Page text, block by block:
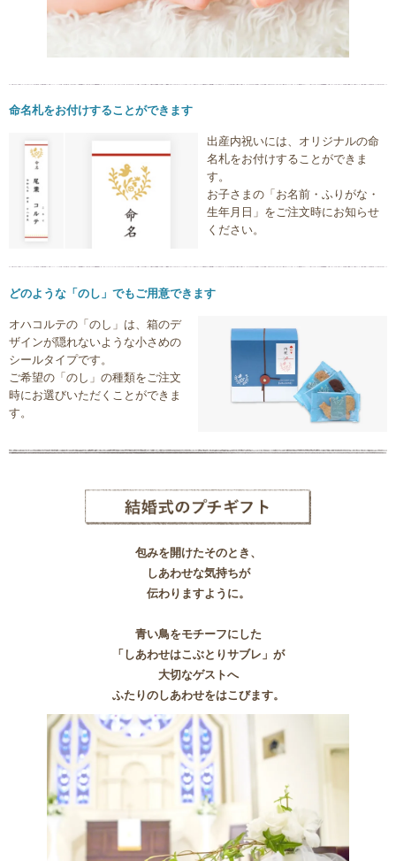
命名札をお付けすることができます
出産内祝いには、オリジナルの命
名札をお付けすることができま
す。
お子さまの「お名前・ふりがな・
生年月日」をご注文時にお知らせ
ください。
どのような「のし」でもご用意できます
オハコルテの「のし」は、箱のデ
ザインが隠れないような小さめの
シールタイプです。
ご希望の「のし」の種類をご注文
時にお選びいただくことができま
す。
包みを開けたそのとき、
しあわせな気持ちが
伝わりますように。
青い鳥をモチーフにした
「しあわせはこぶとりサブレ」が
大切なゲストへ
ふたりのしあわせをはこびます。